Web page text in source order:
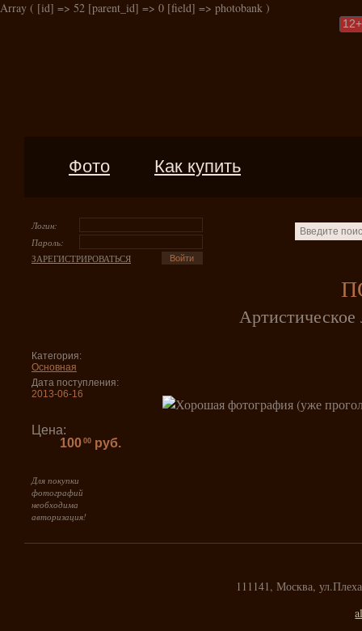
Array ( [id] => 52 [parent_id] => 0 [field] => photobank )
12+
Фото Как купить
Логин:
Пароль:
ЗАРЕГИСТРИРОВАТЬСЯ
Категория:
Основная
Дата поступления:
2013-06-16
Цена:
100 00 руб.
Для покупки
фотографий
необходима
авторизация!
111141, Москва,